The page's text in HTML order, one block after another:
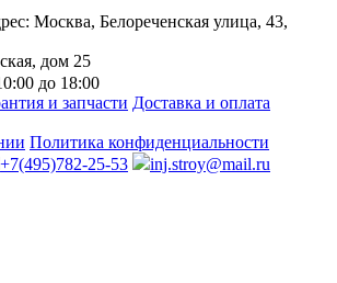
Москва, Белореченская улица, 43,
дом 25
до 18:00
и запчасти Доставка и оплата
Политика конфиденциальности
+7(495)782-25-53 inj.stroy@mail.ru